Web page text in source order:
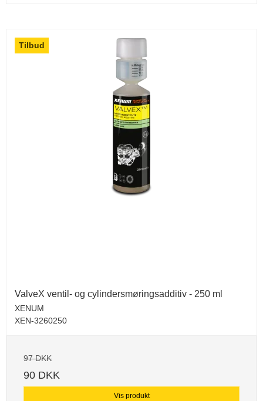
Tilbud
ValveX ventil- og cylindersmøringsadditiv - 250 ml
XENUM
XEN-3260250
97 DKK
90 DKK
Vis produkt